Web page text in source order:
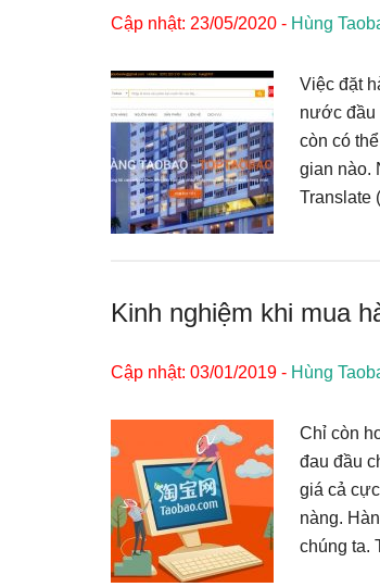
Cập nhật: 23/05/2020 - Hùng
Việc đặt
nước đầu
còn có
gian nào.
Translate
Kinh nghiệm khi mua
Cập nhật: 03/01/2019 - Hùng
Chỉ còn
đau đầu
giá cả
nàng.
chúng ta.